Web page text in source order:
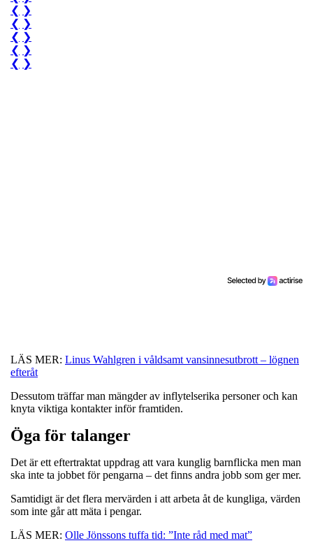
❮ ❯
❮ ❯
❮ ❯
❮ ❯
❮ ❯
LÄS MER: Linus Wahlgren i våldsamt vansinnesutbrott – lögnen
efteråt
Dessutom träffar man mängder av inflytelserika personer och kan
knyta viktiga kontakter inför framtiden.
Öga för talanger
Det är ett eftertraktat uppdrag att vara kunglig barnflicka men man
ska inte ta jobbet för pengarna – det finns andra jobb som ger mer.
Samtidigt är det flera mervärden i att arbeta åt de kungliga, värden
som inte går att mäta i pengar.
LÄS MER: Olle Jönssons tuffa tid: ”Inte råd med mat”